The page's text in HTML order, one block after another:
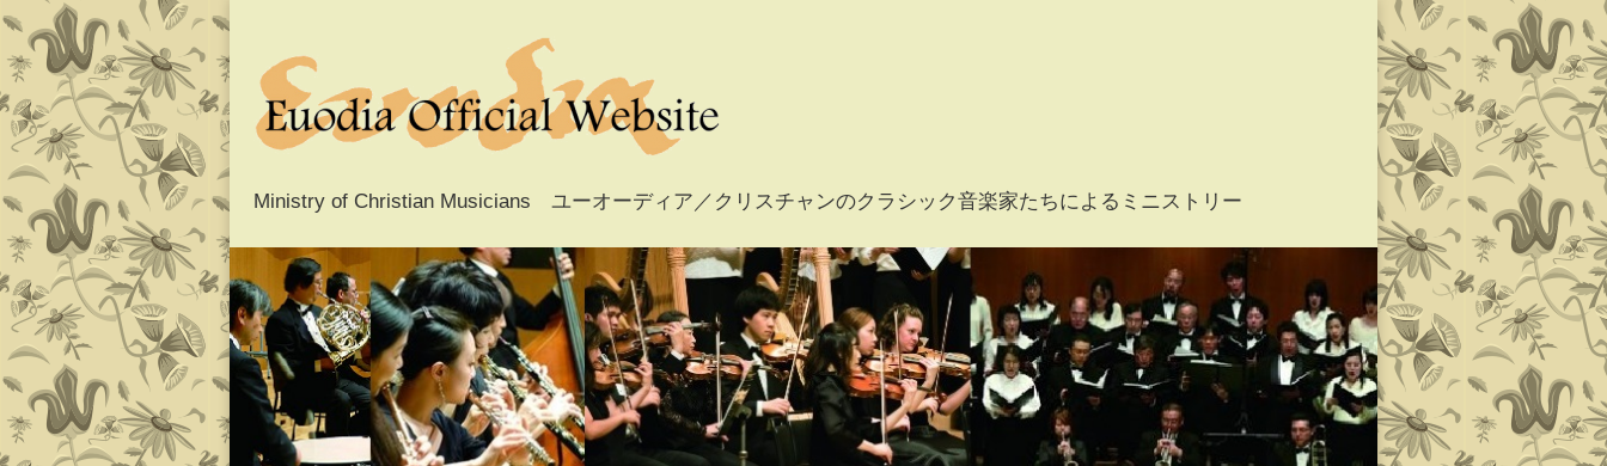
Euodia Official Website / ユーオーディア
オフィシャルウェブサイト
Ministry of Christian Musicians ユーオーディア／クリスチャンのクラシック音楽家たちによるミニストリー
Main
menu